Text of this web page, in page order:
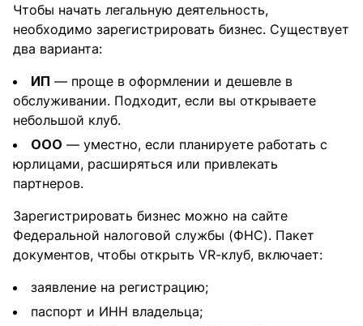
Чтобы начать легальную деятельность,
необходимо зарегистрировать бизнес. Существует
два варианта:
ИП — проще в оформлении и дешевле в
обслуживании. Подходит, если вы открываете
небольшой клуб.
ООО — уместно, если планируете работать с
юрлицами, расширяться или привлекать
партнеров.
Зарегистрировать бизнес можно на сайте
Федеральной налоговой службы (ФНС). Пакет
документов, чтобы открыть VR-клуб, включает:
заявление на регистрацию;
паспорт и ИНН владельца;